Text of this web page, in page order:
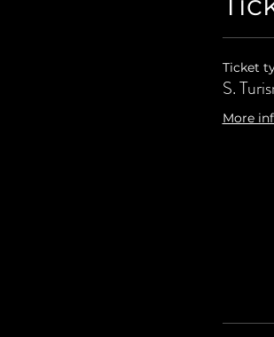
Ticket
S.
More